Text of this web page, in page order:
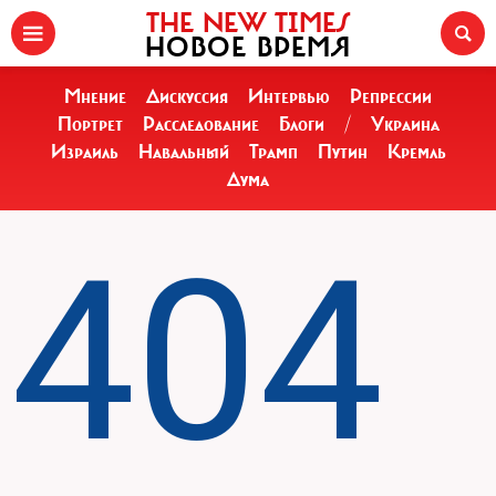
THE NEW TIMES
НОВОЕ ВРЕМЯ
Мнение Дискуссия Интервью
Репрессии
Портрет
Расследование Блоги /
Украина
Израиль
Навальный Трамп Путин
Кремль
Дума
404